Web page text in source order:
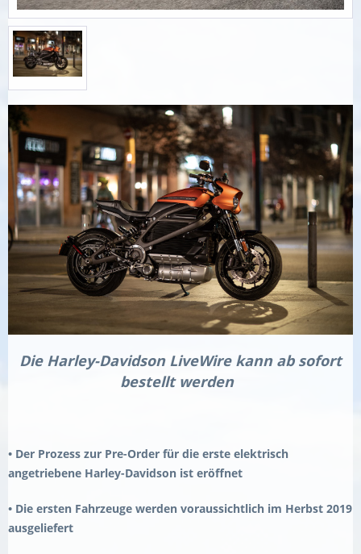
Die Harley-Davidson LiveWire kann ab sofort
bestellt werden
• Der Prozess zur Pre-Order für die erste elektrisch
angetriebene Harley-Davidson ist eröffnet
• Die ersten Fahrzeuge werden voraussichtlich im Herbst 2019
ausgeliefert